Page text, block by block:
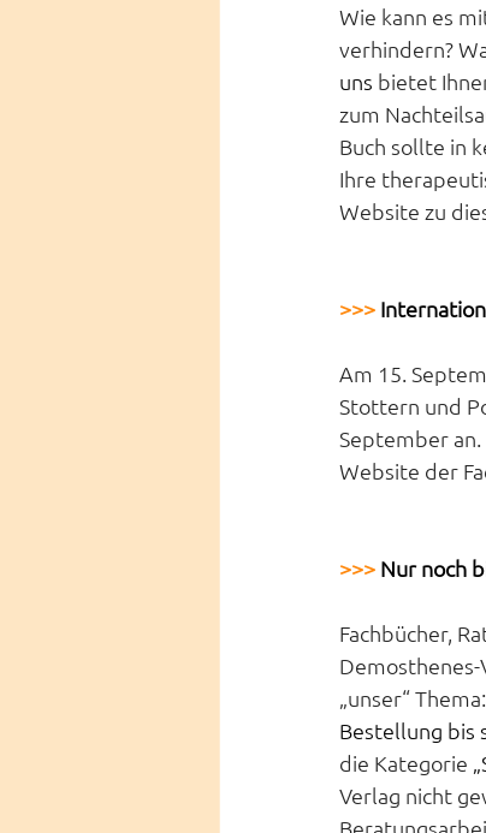
Wie kann es
verhindern?
uns bietet
zum
Buch sollte in
Ihre
Website zu
>>>
Am 15.
Stottern und
September
Website der
>>> Nur noch
Fachbücher,
„unser“
Bestellung bis
die Kategorie
Verlag nicht